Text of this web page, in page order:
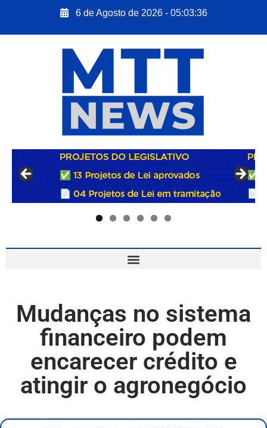
6 de Agosto de 2026 - 05:03:37
Mudanças no sistema
financeiro podem
encarecer crédito e
atingir o agronegócio